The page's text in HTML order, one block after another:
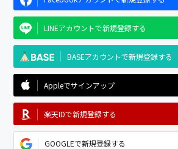
LINEアカウントで新規登録する
BASEアカウントで新規登録する
Appleでサインアップ
楽天IDで新規登録する
GOOGLEで新規登録する